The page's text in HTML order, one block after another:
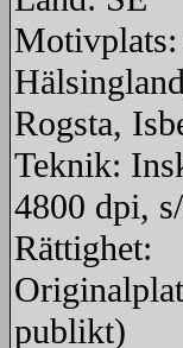
Rogsta,
Teknik:
4800 dpi,
Rättighet:
publikt)